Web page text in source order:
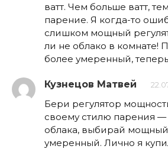
ватт. Чем больше ватт,
парение. Я когда-то
слишком мощный
ли не облако в комнате!
более умеренный,
Кузнецов Матвей
Бери регулятор
своему стилю парения
облака, выбирай
умеренный. Лично я